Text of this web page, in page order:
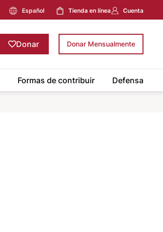
Español Tienda en línea Cuenta
Donar Donar Mensualmente
Formas de contribuir Defensa